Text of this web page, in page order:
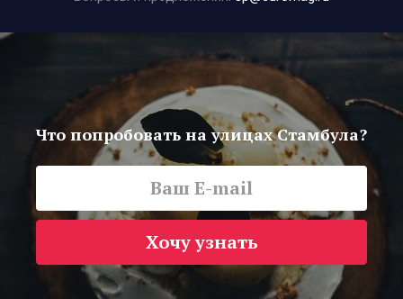
Что попробовать на улицах Стамбула?
Хочу узнать